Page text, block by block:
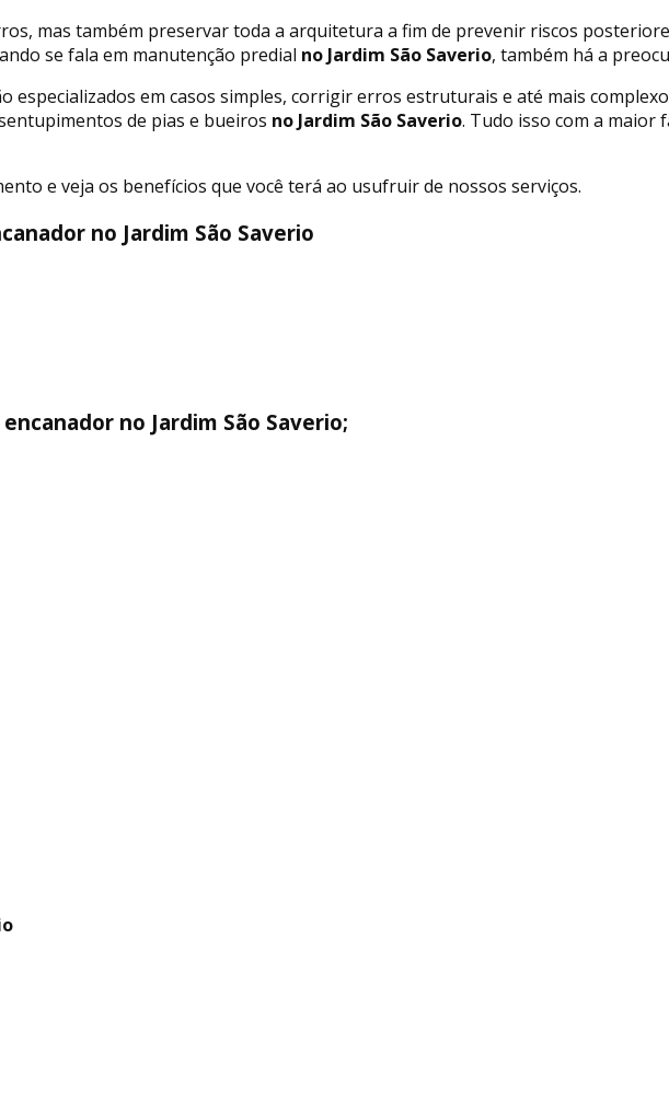
mas também preservar toda a arquitetura a fim de prevenir riscos
se fala em manutenção predial no Jardim São Saverio, também há a
especializados em casos simples, corrigir erros estruturais e até mais
de pias e bueiros no Jardim São Saverio. Tudo isso com a maior
e veja os benefícios que você terá ao usufruir de nossos serviços.
no Jardim São Saverio
no Jardim São Saverio;